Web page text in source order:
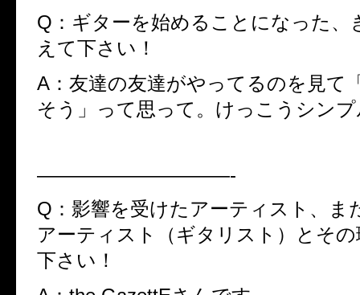
Q：ギターを始めることになった、
えて下さい！
A：友達の友達がやってるのを見て
そう」って思って。けっこうシン
——————————-
Q：影響を受けたアーティスト、ま
アーティスト（ギタリスト）とそ
下さい！